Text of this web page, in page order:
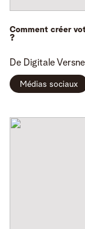
Comment créer
?
De Digitale
Médias sociaux